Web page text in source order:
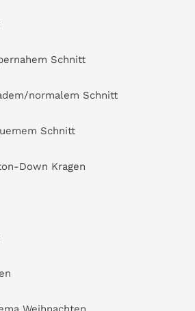
Schnitt
normalem Schnitt
Schnitt
Down Kragen